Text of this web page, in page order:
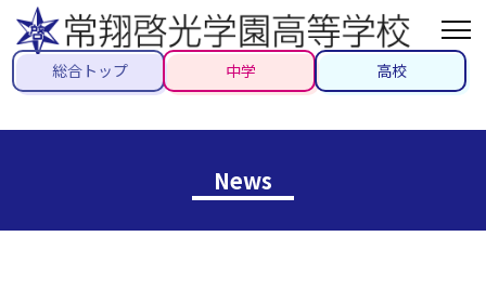
総合トップ 中学 高校
News